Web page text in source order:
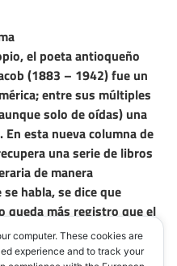
el poeta antioqueño
(1883 – 1942) fue un
entre sus múltiples
solo de oídas) una
esta nueva columna de
una serie de libros
de manera
habla, se dice que
queda más registro que el
computer. These cookies are
experience and to track your